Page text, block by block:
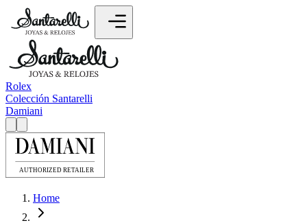
Rolex
Colección Santarelli
Damiani
Home